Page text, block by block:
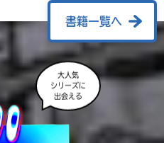
佐久間さのすけ／絵
書籍一覧へ
大人気
シリーズに
出会える